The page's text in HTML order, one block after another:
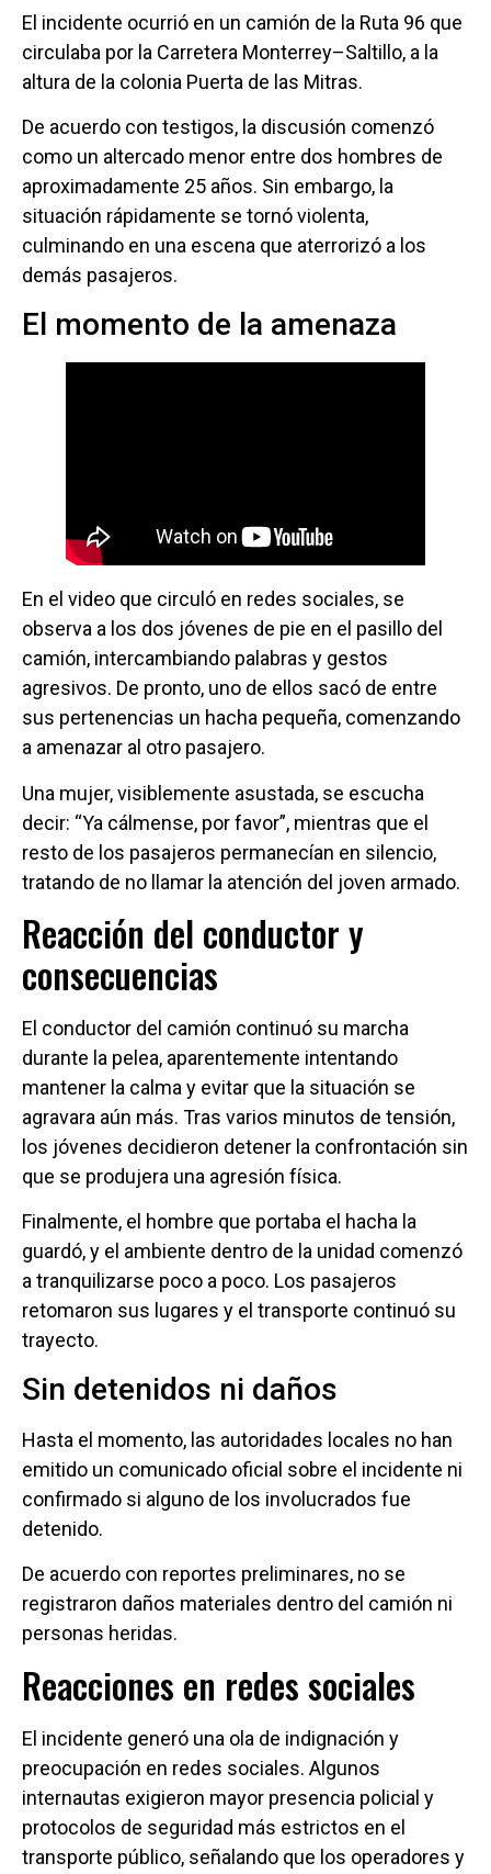
El incidente ocurrió en un camión de la Ruta 96 que
circulaba por la Carretera Monterrey–Saltillo, a la
altura de la colonia Puerta de las Mitras.
De acuerdo con testigos, la discusión comenzó
como un altercado menor entre dos hombres de
aproximadamente 25 años. Sin embargo, la
situación rápidamente se tornó violenta,
culminando en una escena que aterrorizó a los
demás pasajeros.
El momento de la amenaza
En el video que circuló en redes sociales, se
observa a los dos jóvenes de pie en el pasillo del
camión, intercambiando palabras y gestos
agresivos. De pronto, uno de ellos sacó de entre
sus pertenencias un hacha pequeña, comenzando
a amenazar al otro pasajero.
Una mujer, visiblemente asustada, se escucha
decir: “Ya cálmense, por favor”, mientras que el
resto de los pasajeros permanecían en silencio,
tratando de no llamar la atención del joven armado.
Reacción del conductor y
consecuencias
El conductor del camión continuó su marcha
durante la pelea, aparentemente intentando
mantener la calma y evitar que la situación se
agravara aún más. Tras varios minutos de tensión,
los jóvenes decidieron detener la confrontación sin
que se produjera una agresión física.
Finalmente, el hombre que portaba el hacha la
guardó, y el ambiente dentro de la unidad comenzó
a tranquilizarse poco a poco. Los pasajeros
retomaron sus lugares y el transporte continuó su
trayecto.
Sin detenidos ni daños
Hasta el momento, las autoridades locales no han
emitido un comunicado oficial sobre el incidente ni
confirmado si alguno de los involucrados fue
detenido.
De acuerdo con reportes preliminares, no se
registraron daños materiales dentro del camión ni
personas heridas.
Reacciones en redes sociales
El incidente generó una ola de indignación y
preocupación en redes sociales. Algunos
internautas exigieron mayor presencia policial y
protocolos de seguridad más estrictos en el
transporte público, señalando que los operadores y